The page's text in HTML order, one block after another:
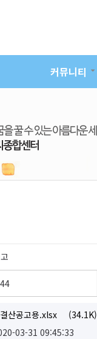
커뮤니티
산공고용.xlsx
(34.1K)
03-31 09:45:33